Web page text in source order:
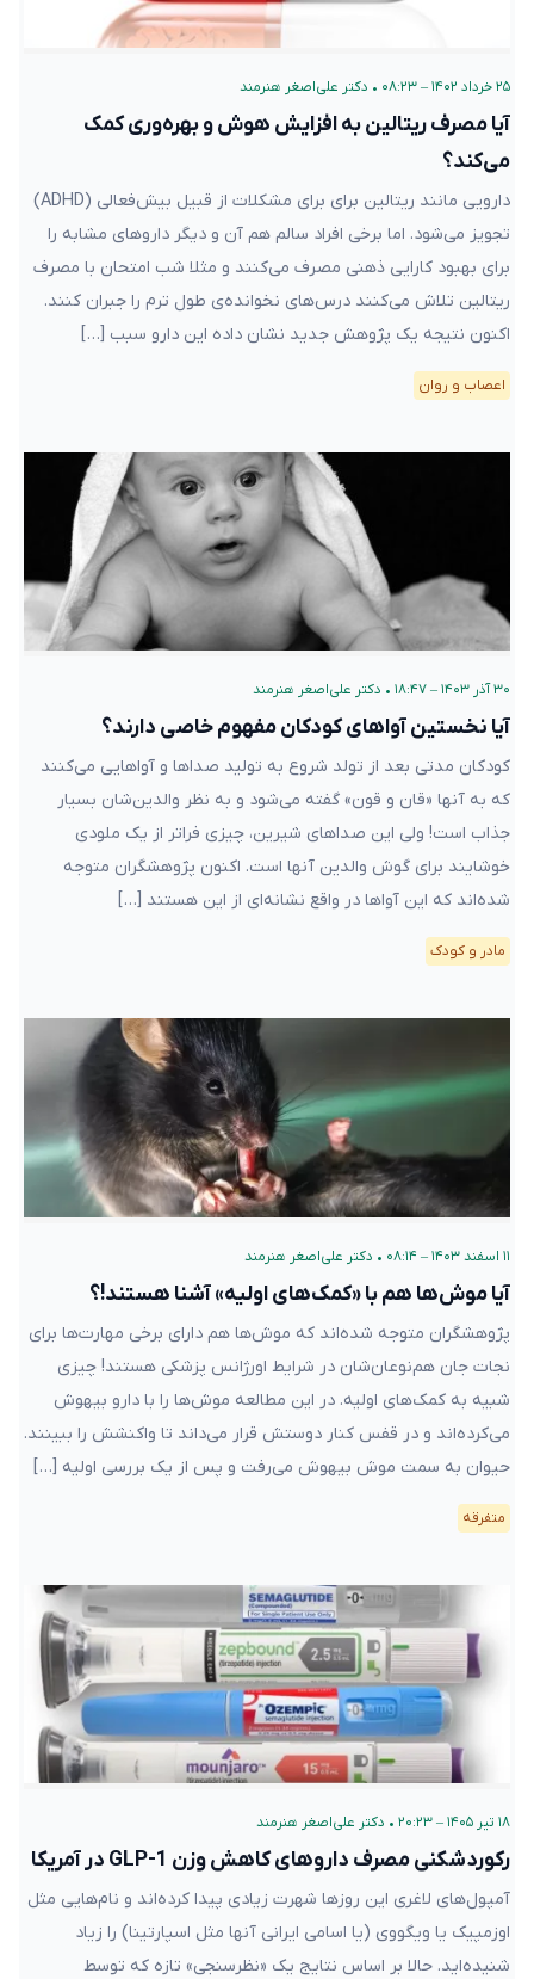
۲۵ خرداد ۱۴۰۲ – ۰۸:۲۳ • دکتر علی‌اصغر هنرمند
آیا مصرف ریتالین به افزایش هوش و بهره‌وری کمک
می‌کند؟
دارویی مانند ریتالین برای برای مشکلات از قبیل بیش‌فعالی (ADHD)
تجویز می‌شود. اما برخی افراد سالم هم آن و دیگر داروهای مشابه را
برای بهبود کارایی ذهنی مصرف می‌کنند و مثلا شب امتحان با مصرف
ریتالین تلاش می‌کنند درس‌های نخوانده‌ی طول ترم را جبران کنند.
اکنون نتیجه یک پژوهش جدید نشان داده این دارو سبب […]
اعصاب و روان
۳۰ آذر ۱۴۰۳ – ۱۸:۴۷ • دکتر علی‌اصغر هنرمند
آیا نخستین آواهای کودکان مفهوم خاصی دارند؟
کودکان مدتی بعد از تولد شروع به تولید صداها و آواهایی می‌کنند
که به آنها «قان و قون» گفته می‌شود و به نظر والدین‌شان بسیار
جذاب است! ولی این صداهای شیرین، چیزی فراتر از یک ملودی
خوشایند برای گوش والدین آنها است. اکنون پژوهشگران متوجه
شده‌اند که این آواها در واقع نشانه‌ای از این هستند […]
مادر و کودک
۱۱ اسفند ۱۴۰۳ – ۰۸:۱۴ • دکتر علی‌اصغر هنرمند
آیا موش‌ها هم با «کمک‌های اولیه» آشنا هستند!؟
پژوهشگران متوجه شده‌اند که موش‌ها هم دارای برخی مهارت‌ها برای
نجات جان هم‌نوعان‌شان در شرایط اورژانس پزشکی هستند! چیزی
شبیه به کمک‌های اولیه. در این مطالعه موش‌‌ها را با دارو بیهوش
می‌کرده‌اند و در قفس کنار دوستش قرار می‌داند تا واکنشش را ببینند.
حیوان به سمت موش بیهوش می‌رفت و پس از یک بررسی اولیه […]
متفرقه
۱۸ تیر ۱۴۰۵ – ۲۰:۲۳ • دکتر علی‌اصغر هنرمند
رکوردشکنی مصرف داروهای کاهش وزن GLP-1 در آمریکا
آمپول‌های لاغری این روزها شهرت زیادی پیدا کرده‌اند و نام‌هایی مثل
اوزمپیک یا ویگووی (یا اسامی ایرانی آنها مثل اسپارتینا) را زیاد
شنیده‌اید. حالا بر اساس نتایج یک «نظرسنجی» تازه که توسط